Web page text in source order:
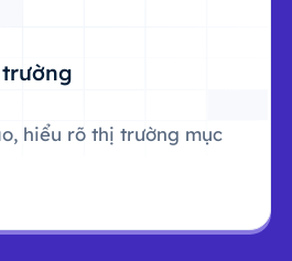
hiểu rõ thị trường mục